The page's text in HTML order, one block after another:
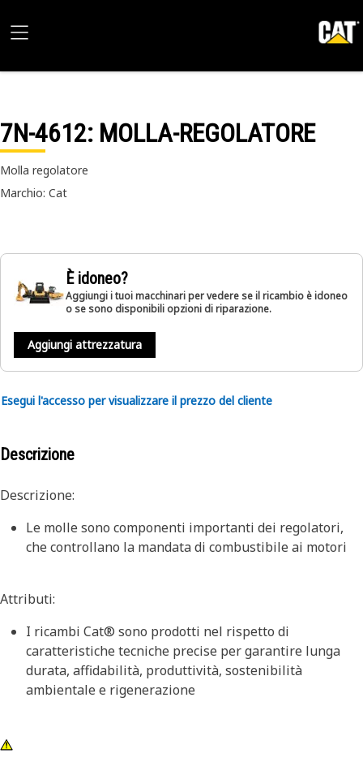
7N-4612: MOLLA-REGOLATORE
Molla regolatore
Marchio: Cat
È idoneo?
Aggiungi i tuoi macchinari per vedere se il ricambio è idoneo
o se sono disponibili opzioni di riparazione.
Aggiungi attrezzatura
Esegui l'accesso per visualizzare il prezzo del cliente
Descrizione
Descrizione:
Le molle sono componenti importanti dei regolatori,
che controllano la mandata di combustibile ai motori
Attributi:
I ricambi Cat® sono prodotti nel rispetto di
caratteristiche tecniche precise per garantire lunga
durata, affidabilità, produttività, sostenibilità
ambientale e rigenerazione